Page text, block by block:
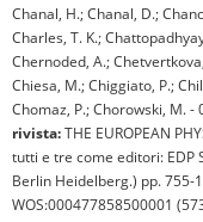
Chanal, H.; Chanal, D.;
Charles, T. K.;
Chernoded, A.;
Chiesa, M.; Chiggiato, P.;
Chomaz, P.; Chorowski, M.
rivista:THE EUROPEAN
tutti e tre come editori: EDP
Berlin Heidelberg.) pp. 755-
WOS:000477858500001